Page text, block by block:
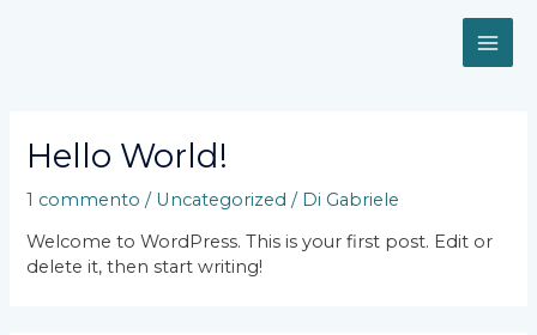
Hello World!
1 commento / Uncategorized / Di Gabriele
Welcome to WordPress. This is your first post. Edit or
delete it, then start writing!